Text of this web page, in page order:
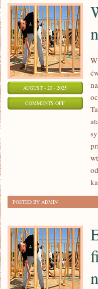
AUGUST - 20 - 2025
COMMENTS OFFON
POSTED BY ADMIN